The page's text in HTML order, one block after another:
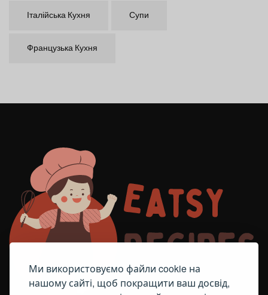
Ми використовуємо файли cookie на
нашому сайті, щоб покращити ваш досвід,
Італійська Кухня Супи
Французька Кухня